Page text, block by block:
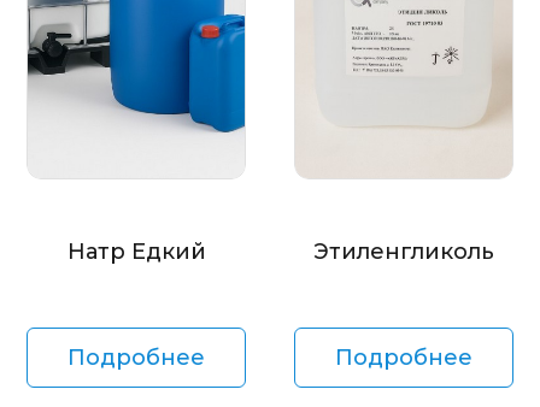
Натр Едкий
Подробнее
Этиленгликоль
Подробнее